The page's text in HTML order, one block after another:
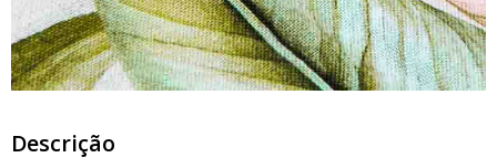
Descrição